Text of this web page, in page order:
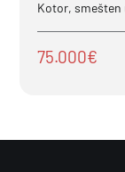
Kotor,
75.000€